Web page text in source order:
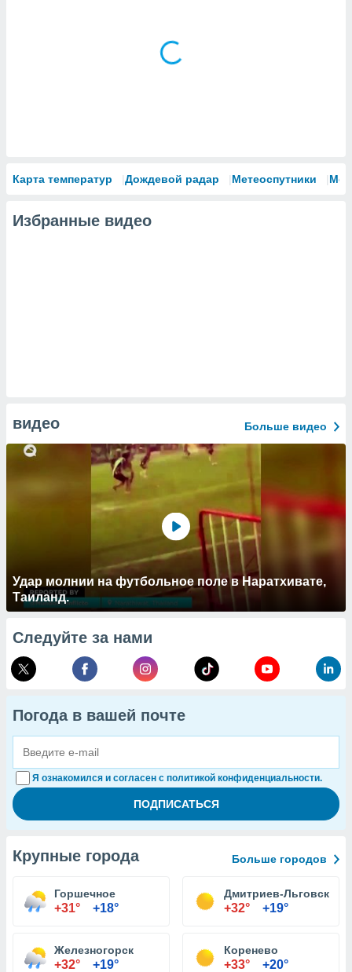
Карта температур Дождевой радар Метеоспутники
Избранные видео
видео Больше видео
Удар молнии на футбольное поле в Наратхивате,
Таиланд.
Следуйте за нами
Погода в вашей почте
Я ознакомился и согласен с политикой конфиденциальности.
Крупные города Больше городов
Горшечное
+31° +18°
Дмитриев-Льговский
+32° +19°
Железногорск
+32° +19°
Коренево
+33° +20°